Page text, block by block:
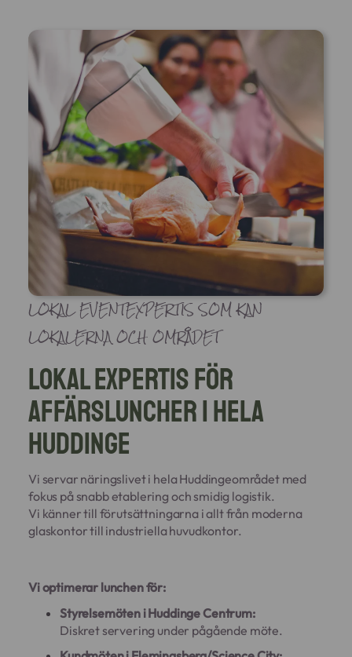
LOKAL EVENTEXPERTIS SOM KAN
LOKALERNA OCH OMRÅDET
Lokal expertis för
affärsluncher i hela
Huddinge
Vi servar näringslivet i hela Huddingeområdet med
fokus på snabb etablering och smidig logistik.
Vi känner till förutsättningarna i allt från moderna
glaskontor till industriella huvudkontor.
Vi optimerar lunchen för:
Styrelsemöten i Huddinge Centrum:
Diskret servering under pågående möte.